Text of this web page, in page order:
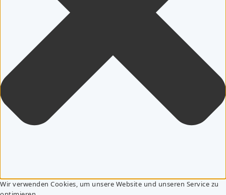
Wir verwenden Cookies, um unsere Website und unseren Service zu